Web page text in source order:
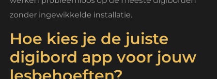
zonder ingewikkelde installatie.
Hoe kies je de juiste
digibord app voor jouw